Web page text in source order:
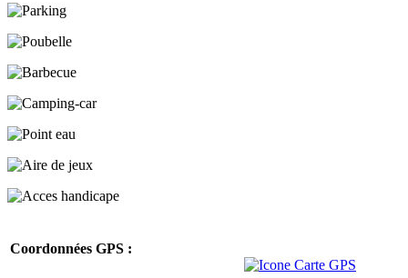
Coordonnées GPS :